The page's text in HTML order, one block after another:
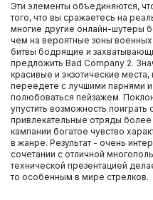
Эти элементы объединяются,
того, что вы сражаетесь на
многие другие онлайн-шутеры
чем на вероятные зоны
битвы бодрящие и
предложить Bad Company 2.
красивые и экзотические
переедете с лучшими парнями
полюбоваться пейзажем.
упустить возможность
привлекательные отряды
кампании богатое чувство
в жанре. Результат - очень
сочетании с отличной
технической презентацией
то особенным в мире стрелков.